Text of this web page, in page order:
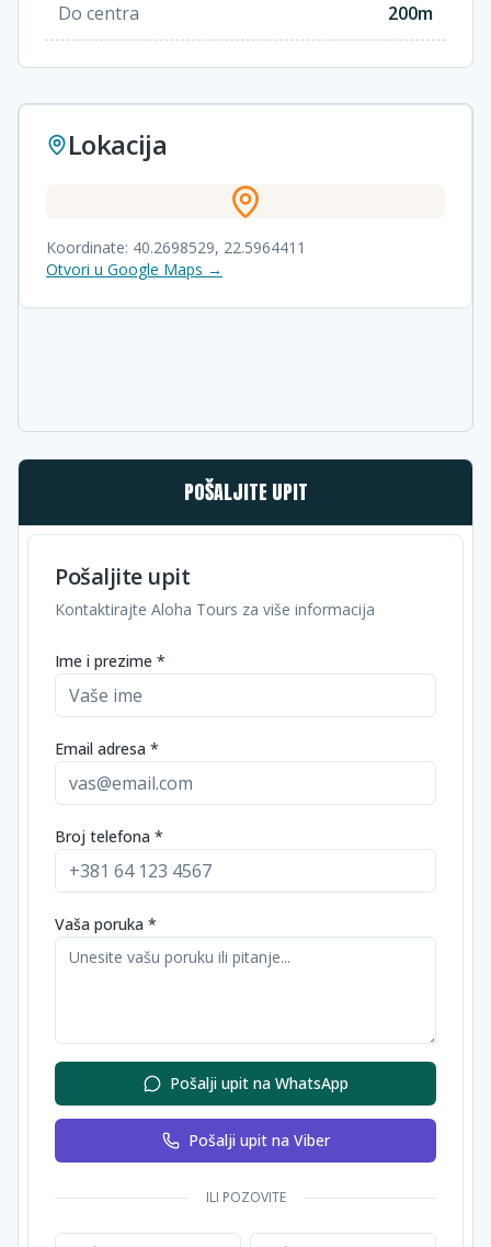
Do centra 200m
Lokacija
Koordinate: 40.2698529, 22.5964411
Otvori u Google Maps →
POŠALJITE UPIT
Pošaljite upit
Kontaktirajte Aloha Tours za više informacija
Ime i prezime *
Email adresa *
Broj telefona *
Vaša poruka *
Pošalji upit na WhatsApp
Pošalji upit na Viber
ILI POZOVITE